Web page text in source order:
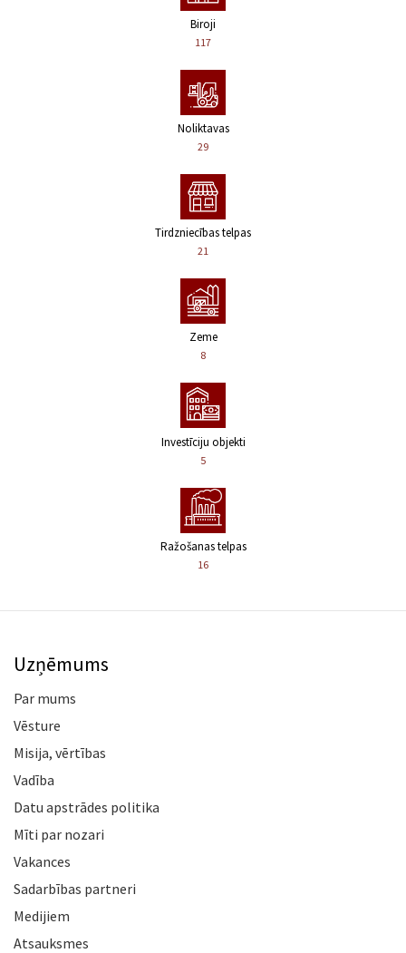
Biroji
117
Noliktavas
29
Tirdzniecības telpas
21
Zeme
8
Investīciju objekti
5
Ražošanas telpas
16
Uzņēmums
Par mums
Vēsture
Misija, vērtības
Vadība
Datu apstrādes politika
Mīti par nozari
Vakances
Sadarbības partneri
Medijiem
Atsauksmes